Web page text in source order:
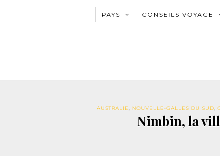
PAYS CONSEILS VOYAGE
AUSTRALIE, NOUVELLE-GALLES DU SUD,
Nimbin, la